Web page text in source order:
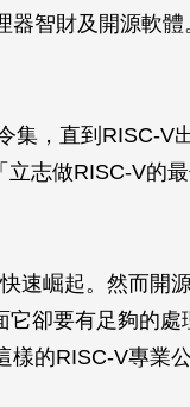
智財及開源軟體
集，直到RISC-V
志做RISC-V的最
速崛起。然而開
卻要有足夠的
的RISC-V專業